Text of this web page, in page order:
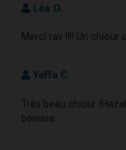
Léa O.
Merci rav !!!! Un chiour
Yaffa C.
Très beau chiour
bénisse